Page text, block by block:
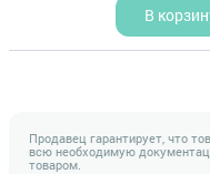
В
Продавец гарантирует, что
всю необходимую
товаром.